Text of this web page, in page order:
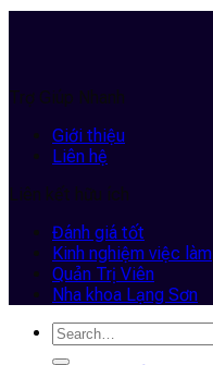
Trợ Giúp Nhanh
Giới thiệu
Liên hệ
Liên kết hữu ích
Đánh giá tốt
Kinh nghiệm việc làm
Quản Trị Viên
Nha khoa Lạng Sơn